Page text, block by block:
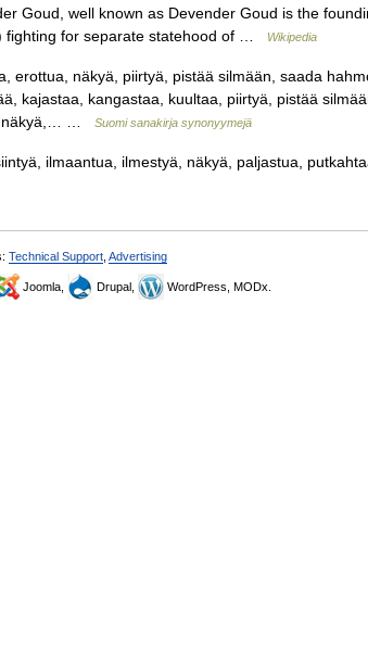
Goud, well known as Devender Goud is the
fighting for separate statehood of …
Wikipedia
erottua, näkyä, piirtyä, pistää silmään, saada
kajastaa, kangastaa, kuultaa, piirtyä, pistää
näkyä,… …
Suomi sanakirja synonyymejä
ilmaantua, ilmestyä, näkyä, paljastua,
Technical Support Advertising
Joomla, Drupal, WordPress, MODx.